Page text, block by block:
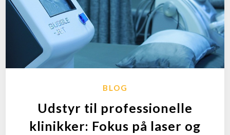
BLOG
Udstyr til professionelle
klinikker: Fokus på laser og